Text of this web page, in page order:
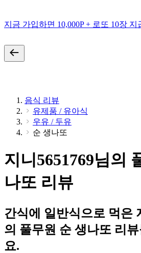
지금 가입하면 10,000P + 로또 10장 지
음식 리뷰
유제품 / 유아식
우유 / 두유
순 생나또
지니5651769님의
나또 리뷰
간식에 일반식으로 먹은
의 풀무원 순 생나또 리뷰
요.